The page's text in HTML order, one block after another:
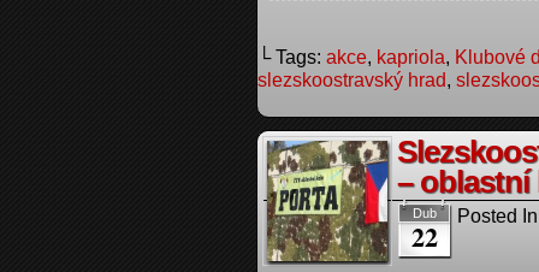
└ Tags: akce, kapriola, Klubové
slezskoostravský hrad,
– oblastní
Dub
22
Posted